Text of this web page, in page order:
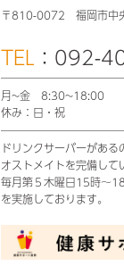
〒810-0072 福岡市中
TEL ：092-
月~金 8:30~18:00
休み：日・祝
ドリンクサーバーがあ
オストメイトを完備して
毎月第５木曜日15時～
を実施しております。